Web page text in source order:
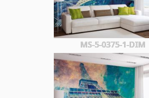
MS-5-0375-1-DIM